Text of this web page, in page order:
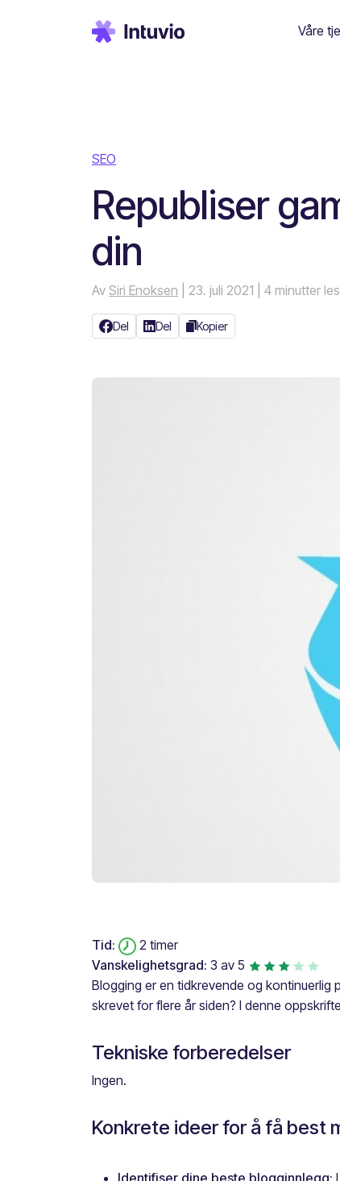
Våre
SEO
Republiser
din
Av Siri Enoksen | 23. juli 2021 | 4 minutter
Del Del Kopier
Tid:
2 timer
Vanskelighetsgrad: 3 av 5
Blogging er en tidkrevende og
skrevet for flere år siden? I denne
Tekniske forberedelser
Ingen.
Konkrete ideer for å få best